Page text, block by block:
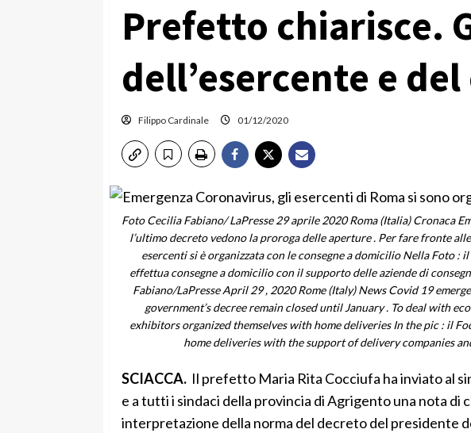
Prefetto chiarisce.
dell’esercente e
Filippo Cardinale 01/12/2020
Foto Cecilia Fabiano/ LaPresse 29 aprile 2020 Roma (Italia) Cronaca
l’ultimo decreto vedono la proroga delle aperture . Per fare fronte
esercenti si è organizzata con le consegne a domicilio Nella Foto
effettua consegne a domicilio con il supporto delle aziende di
Fabiano/LaPresse April 29 , 2020 Rome (Italy) News Covid 19
government’s decree remain closed until January . To deal with
exhibitors organized themselves with home deliveries In the pic : il
home deliveries with the support of delivery companies
SCIACCA. Il prefetto Maria Rita Cocciufa ha inviato al
e a tutti i sindaci della provincia di Agrigento una nota
interpretazione della norma del decreto del presidente